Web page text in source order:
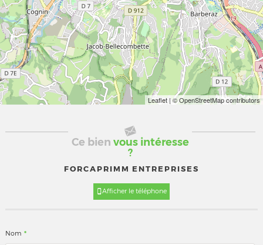
Leaflet | © OpenStreetMap contributors
Ce bien vous intéresse
?
FORCAPRIMM ENTREPRISES
Afficher le téléphone
Nom *